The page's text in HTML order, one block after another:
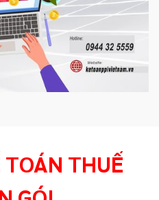
TOÁN THUẾ